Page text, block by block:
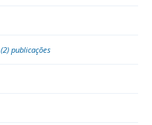
(2) publicações